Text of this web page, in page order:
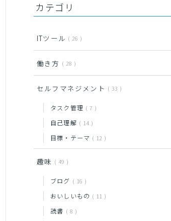
カテゴリ
ITツール 26
働き方 28
セルフマネジメント 33
タスク管理 7
自己理解 14
目標・テーマ 12
趣味 49
ブログ 16
おいしいもの 11
読書 8